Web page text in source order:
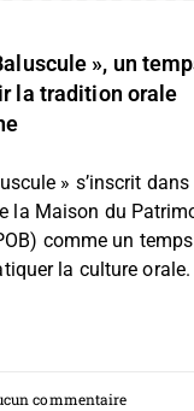
», un
la tradition orale
» s’inscrit dans
la Maison du
comme un
la culture orale.
commentaire